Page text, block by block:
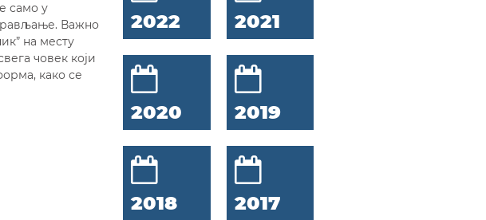
само у
Важно
на месту
човек који
како се
2022 2021
2020 2019
2018 2017